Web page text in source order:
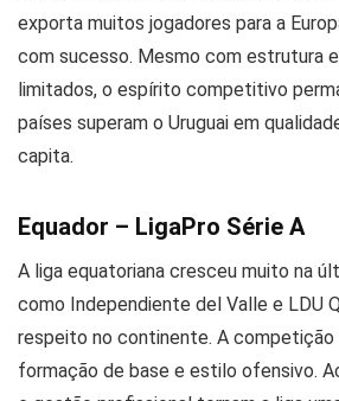
exporta muitos jogadores para a
com sucesso. Mesmo com estrutura
limitados, o espírito competitivo
países superam o Uruguai em
capita.
Equador – LigaPro Série A
A liga equatoriana cresceu muito na
como Independiente del Valle e LDU
respeito no continente. A
formação de base e estilo ofensivo.